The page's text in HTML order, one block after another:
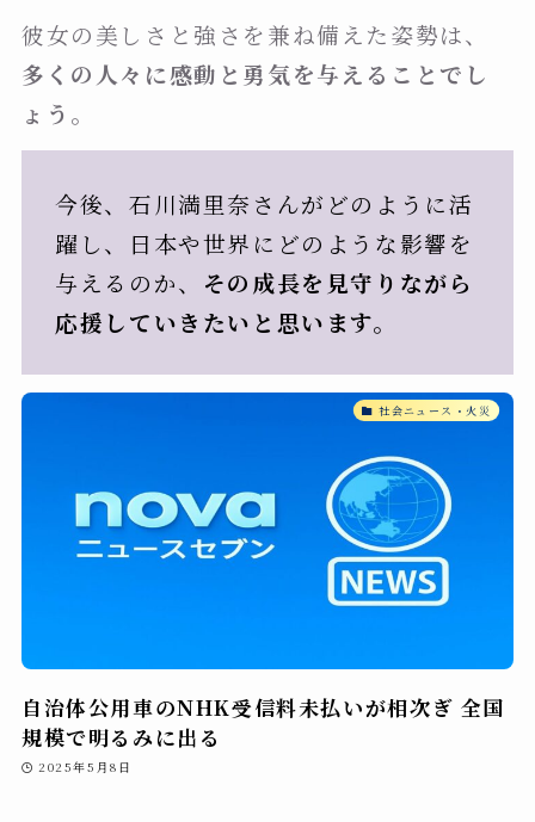
彼女の美しさと強さを兼ね備えた姿勢は、
多くの人々に感動と勇気を与えることでし
ょう。
今後、石川満里奈さんがどのように活
躍し、日本や世界にどのような影響を
与えるのか、 その成長を見守りながら
応援していきたいと思います。
社会ニュース・火災
自治体公用車のNHK受信料未払いが相次ぎ 全国
規模で明るみに出る
2025年5月8日